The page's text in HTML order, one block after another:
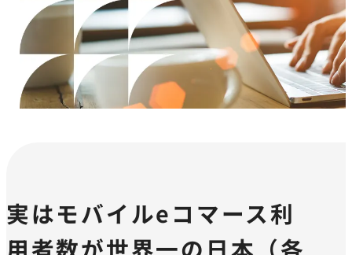
実はモバイルeコマース利
用者数が世界一の日本（各